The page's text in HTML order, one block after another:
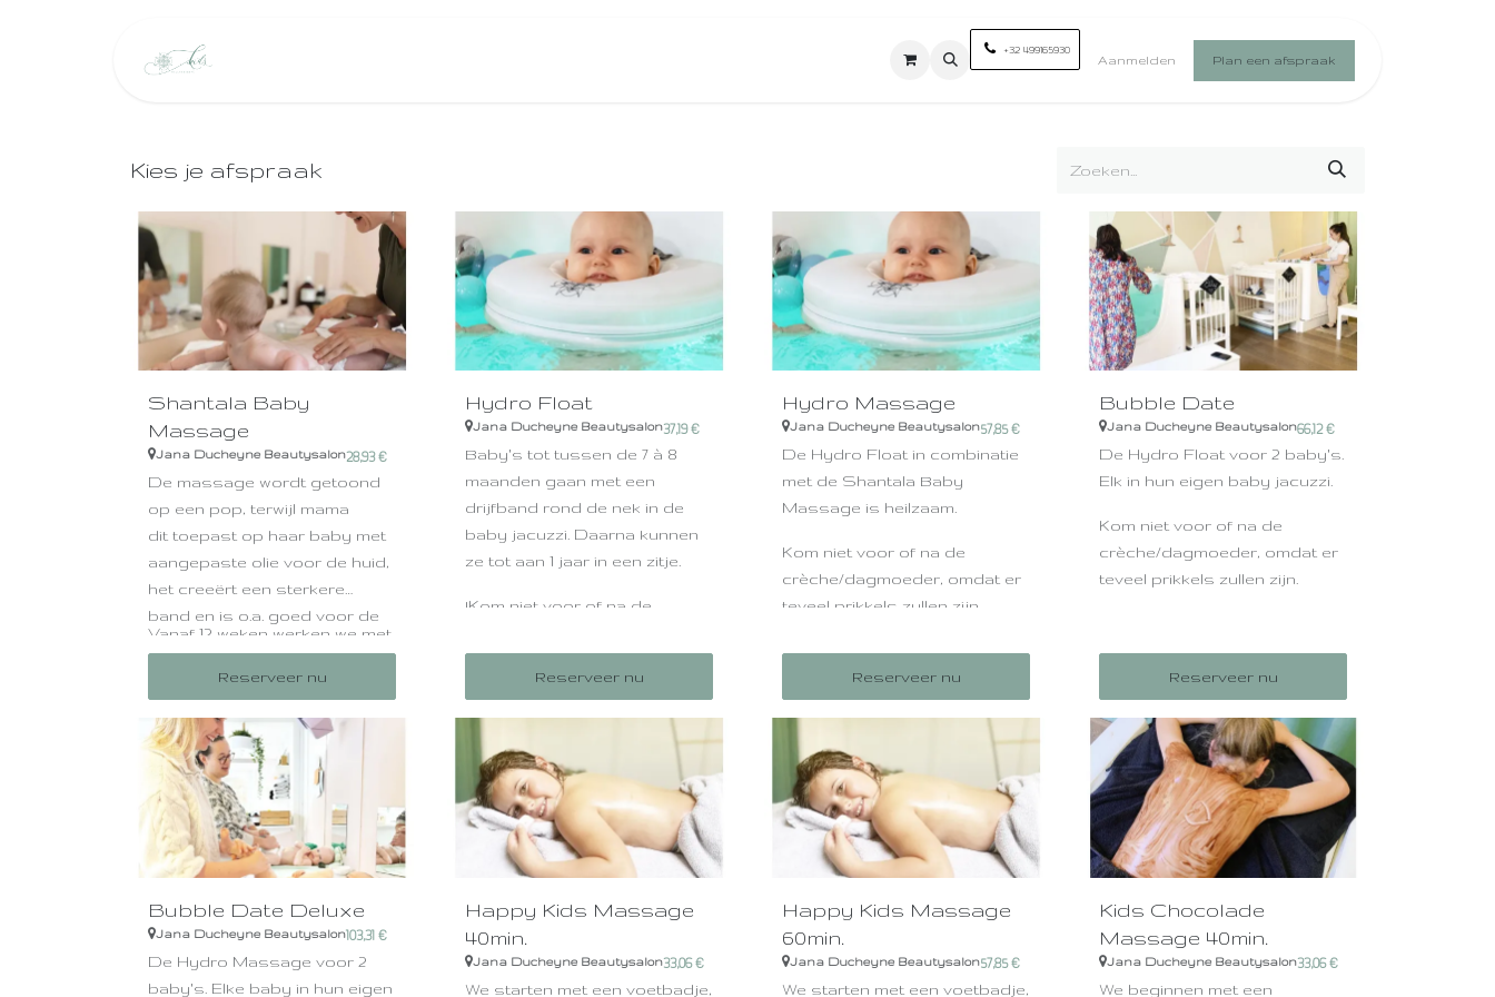
Algemene voorwaarden
+32 499165930
Aanmelden Plan een afspraak
Kies je afspraak
Shantala Baby
Massage
Jana Ducheyne Beautysalon28,93€
De massage wordt getoond
op een pop, terwijl mama
dit toepast op haar baby met
aangepaste olie voor de huid,
het creeërt een sterkere
band en is o.a. goed voor de
gewrichten.
Vanaf 12 weken werken we met
aangepaste etherische olie in
de dragerolie.
Reserveer nu
Hydro Float
Jana Ducheyne Beautysalon37,19€
Baby's tot tussen de 7 à 8
maanden gaan met een
drijfband rond de nek in de
baby jacuzzi. Daarna kunnen
ze tot aan 1 jaar in een zitje.
!Kom niet voor of na de
teveel prikkels zullen zijn!
Zo'n badje kan heel
vermoeiend zijn (afhankelijk
van hoe actief ze zijn) en werkt
diep ontspannend.
Reserveer nu
Hydro Massage
Jana Ducheyne Beautysalon57,85€
De Hydro Float in combinatie
met de Shantala Baby
Massage is heilzaam.
Kom niet voor of na de
crèche/dagmoeder, omdat er
teveel prikkels zullen zijn.
Zo'n badje kan heel
vermoeiend zijn (afhankelijk
van hoe actief ze zijn) en werkt
diep ontspannend, daarom is
het aangeraden om dit
arrangement uit te voeren
wanneer je baby langer
wakker kan blijven, meestal is
dit rond de 12 weken.
Reserveer nu
Bubble Date
Jana Ducheyne Beautysalon66,12€
De Hydro Float voor 2 baby's.
Elk in hun eigen baby jacuzzi.
Kom niet voor of na de
crèche/dagmoeder, omdat er
teveel prikkels zullen zijn.
vermoeiend zijn (afhankelijk
van hoe actief ze zijn) en werkt
diep ontspannend.
Reserveer nu
Bubble Date Deluxe
Jana Ducheyne Beautysalon103,31 €
De Hydro Massage voor 2
baby's. Elke baby in hun eigen
Happy Kids Massage
40min.
Jana Ducheyne Beautysalon33,06€
We starten met een voetbadje,
Happy Kids Massage
60min.
Jana Ducheyne Beautysalon57,85€
We starten met een voetbadje,
Kids Chocolade
Massage 40min.
Jana Ducheyne Beautysalon33,06€
We beginnen met een